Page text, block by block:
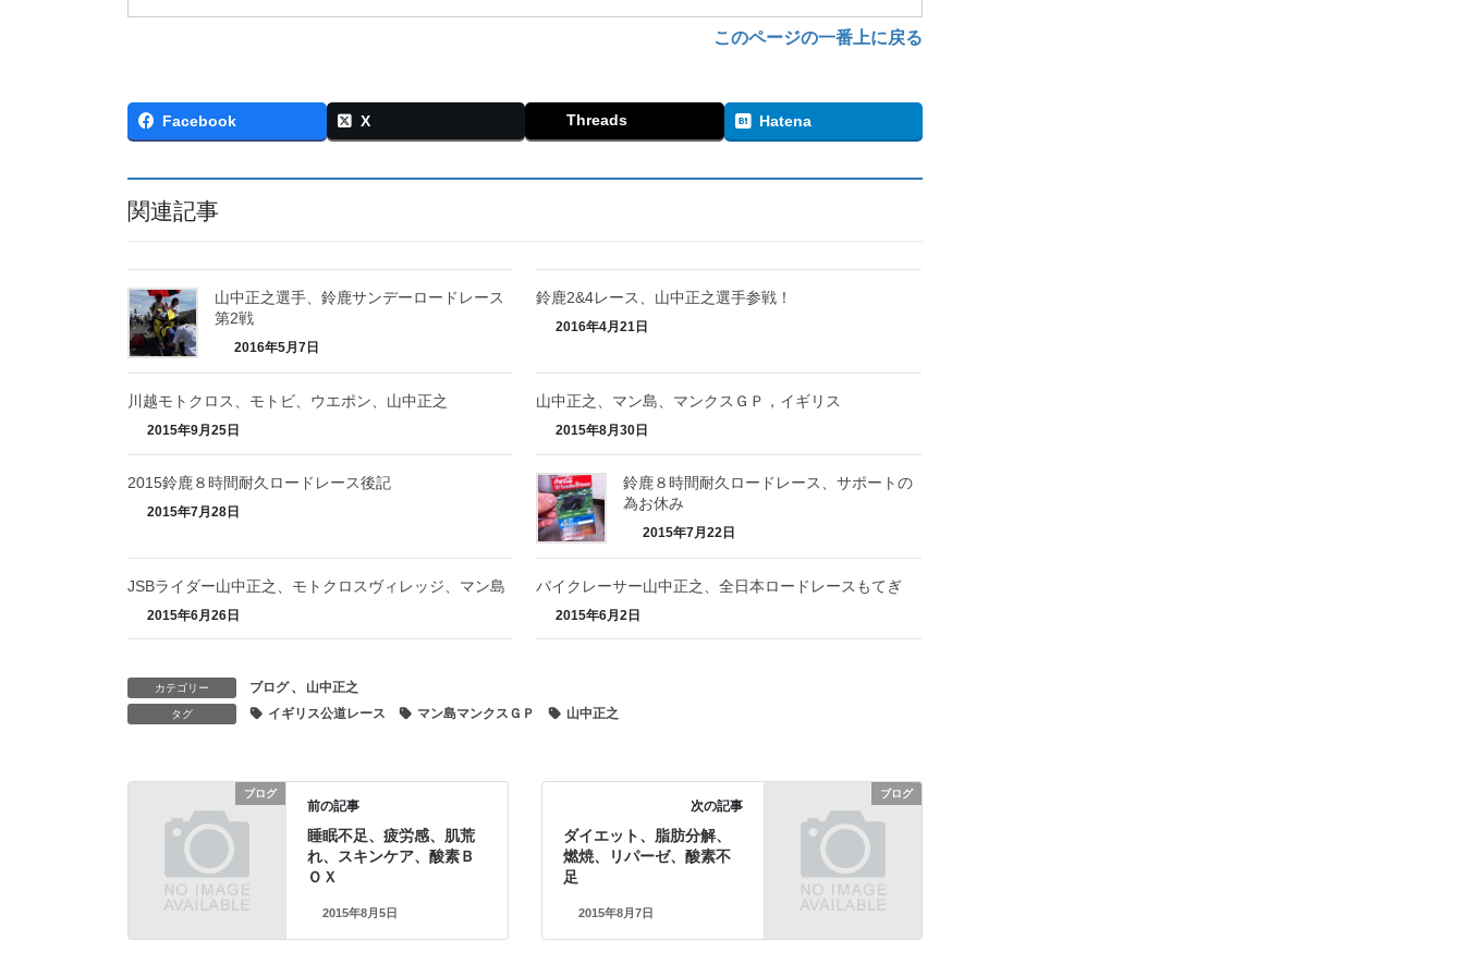
このページの一番上に戻る
Facebook X Threads Hatena
関連記事
山中正之選手、鈴鹿サンデーロードレース
第2戦
2016年5月7日
鈴鹿2&4レース、山中正之選手参戦！
2016年4月21日
川越モトクロス、モトビ、ウエポン、山中正之
2015年9月25日
山中正之、マン島、マンクスＧＰ，イギリス
2015年8月30日
2015鈴鹿８時間耐久ロードレース後記
2015年7月28日
鈴鹿８時間耐久ロードレース、サポートの
為お休み
2015年7月22日
JSBライダー山中正之、モトクロスヴィレッジ、マン島
2015年6月26日
バイクレーサー山中正之、全日本ロードレースもてぎ
2015年6月2日
カテゴリー ブログ 、 山中正之
タグ イギリス公道レース マン島マンクスＧＰ 山中正之
ブログ
前の記事
睡眠不足、疲労感、肌荒
れ、スキンケア、酸素Ｂ
ＯＸ
2015年8月5日
ブログ
次の記事
ダイエット、脂肪分解、
燃焼、リパーゼ、酸素不
足
2015年8月7日